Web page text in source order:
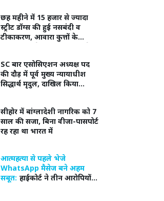
छह महीने में 15 हजार से ज्यादा
स्ट्रीट डॉग्स की हुई नसबंदी व
टीकाकरण, आवारा कुत्तों के
SC बार एसोसिएशन अध्यक्ष पद
की दौड़ में पूर्व मुख्य न्यायाधीश
सिद्धार्थ मृदुल, दाखिल किया
सीहोर में बांग्लादेशी नागरिक को 7
साल की सजा, बिना वीजा-पासपोर्ट
रह रहा था भारत में
आत्महत्या से पहले भेजे
WhatsApp मैसेज बने अहम
सबूत: हाईकोर्ट ने तीन आरोपियों